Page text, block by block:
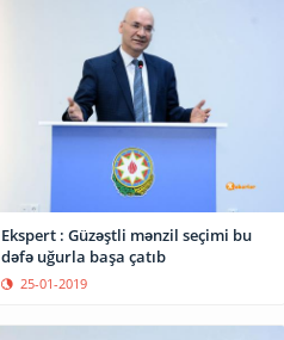
Ekspert : Güzəştli mənzil seçimi bu
dəfə uğurla başa çatıb
25-01-2019